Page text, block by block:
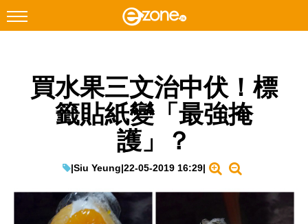
Facebook Instagram
教學評測
EduTech
買水果三文治中伏！標
籤貼紙變「最強掩
護」？
|Siu Yeung|22-05-2019 16:29|